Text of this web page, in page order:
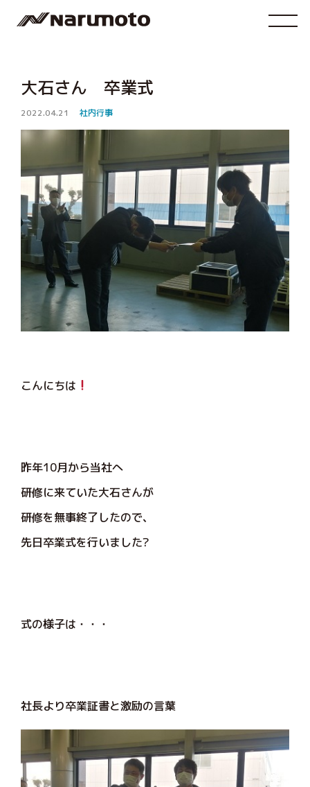
大石さん 卒業式
2022.04.21 社内行事
こんにちは
昨年10月から当社へ
研修に来ていた大石さんが
研修を無事終了したので、
先日卒業式を行いました?
式の様子は・・・
社長より卒業証書と激励の言葉